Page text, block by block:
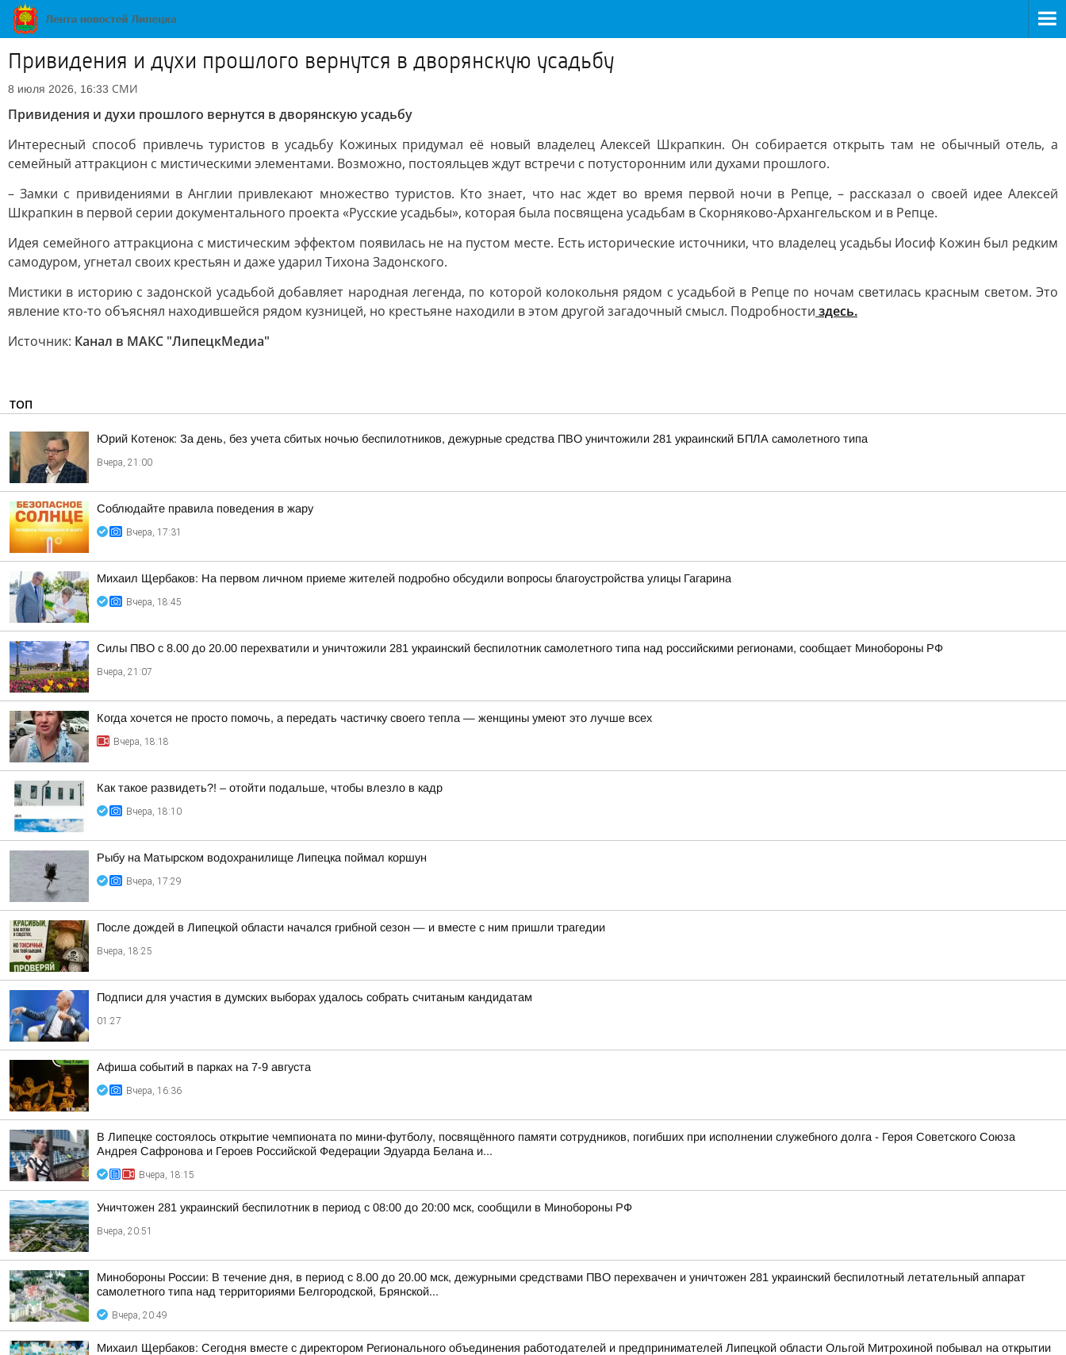
Привидения и духи прошлого вернутся в дворянскую усадьбу
8 июля 2026, 16:33 СМИ
Привидения и духи прошлого вернутся в дворянскую усадьбу
Интересный способ привлечь туристов в усадьбу Кожиных придумал её новый владелец Алексей Шкрапкин. Он собирается открыть там не обычный отель, а
семейный аттракцион с мистическими элементами. Возможно, постояльцев ждут встречи с потусторонним или духами прошлого.
– Замки с привидениями в Англии привлекают множество туристов. Кто знает, что нас ждет во время первой ночи в Репце, – рассказал о своей идее Алексей
Шкрапкин в первой серии документального проекта «Русские усадьбы», которая была посвящена усадьбам в Скорняково-Архангельском и в Репце.
Идея семейного аттракциона с мистическим эффектом появилась не на пустом месте. Есть исторические источники, что владелец усадьбы Иосиф Кожин был редким
самодуром, угнетал своих крестьян и даже ударил Тихона Задонского.
Мистики в историю с задонской усадьбой добавляет народная легенда, по которой колокольня рядом с усадьбой в Репце по ночам светилась красным светом. Это
явление кто-то объяснял находившейся рядом кузницей, но крестьяне находили в этом другой загадочный смысл. Подробности здесь.
Источник: Канал в МАКС "ЛипецкМедиа"
ТОП
Юрий Котенок: За день, без учета сбитых ночью беспилотников, дежурные средства ПВО уничтожили 281 украинский БПЛА самолетного типа
Вчера, 21:00
Соблюдайте правила поведения в жару
Вчера, 17:31
Михаил Щербаков: На первом личном приеме жителей подробно обсудили вопросы благоустройства улицы Гагарина
Вчера, 18:45
Силы ПВО с 8.00 до 20.00 перехватили и уничтожили 281 украинский беспилотник самолетного типа над российскими регионами, сообщает Минобороны РФ
Вчера, 21:07
Когда хочется не просто помочь, а передать частичку своего тепла — женщины умеют это лучше всех
Вчера, 18:18
Как такое развидеть?! – отойти подальше, чтобы влезло в кадр
Вчера, 18:10
Рыбу на Матырском водохранилище Липецка поймал коршун
Вчера, 17:29
После дождей в Липецкой области начался грибной сезон — и вместе с ним пришли трагедии
Вчера, 18:25
Подписи для участия в думских выборах удалось собрать считаным кандидатам
01:27
Афиша событий в парках на 7-9 августа
Вчера, 16:36
В Липецке состоялось открытие чемпионата по мини-футболу, посвящённого памяти сотрудников, погибших при исполнении служебного долга - Героя Советского Союза
Андрея Сафронова и Героев Российской Федерации Эдуарда Белана и...
Вчера, 18:15
Уничтожен 281 украинский беспилотник в период с 08:00 до 20:00 мск, сообщили в Минобороны РФ
Вчера, 20:51
Минобороны России: В течение дня, в период с 8.00 до 20.00 мск, дежурными средствами ПВО перехвачен и уничтожен 281 украинский беспилотный летательный аппарат
самолетного типа над территориями Белгородской, Брянской...
Вчера, 20:49
Михаил Щербаков: Сегодня вместе с директором Регионального объединения работодателей и предпринимателей Липецкой области Ольгой Митрохиной побывал на открытии